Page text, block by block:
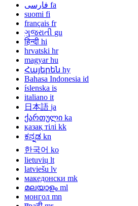
فارسی fa
suomi fi
français fr
ગુજરાતી gu
हिन्दी hi
hrvatski hr
magyar hu
Հայերեն hy
Bahasa Indonesia id
íslenska is
italiano it
日本語 ja
ქართული ka
қазақ тілі kk
ಕನ್ನಡ kn
한국어 ko
lietuvių lt
latviešu lv
македонски mk
മലയാളം ml
монгол mn